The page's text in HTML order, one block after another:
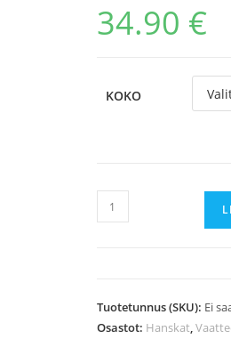
34.90 €
KOKO
Sormikkaat,
Gore-
Tuotetunnus (SKU): Ei
Osastot: Hanskat,